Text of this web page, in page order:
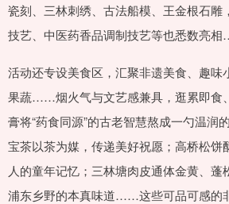
瓷刻、三林刺绣、古法船模、王金根石雕
技艺、中医药香品调制技艺等也悉数亮
活动还专设美食区，汇聚非遗美食、趣味
果蔬……烟火气与文艺感兼具，逛累即食
膏将“药食同源”的古老智慧熬成一勺温润
宝茶以茶为媒，传递美好祝愿；高桥松饼
人的童年记忆；三林塘肉皮通体金黄、蓬
浦东乡野的本真味道……这些可品可感的